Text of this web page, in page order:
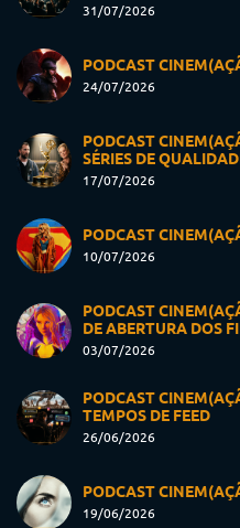
31/07/2026
PODCAST
24/07/2026
PODCAST
SÉRIES DE
17/07/2026
PODCAST
10/07/2026
PODCAST
DE ABERTURA DOS
03/07/2026
PODCAST
TEMPOS DE FEED
26/06/2026
PODCAST
19/06/2026